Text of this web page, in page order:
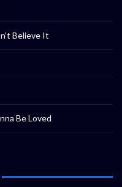
Believe It
Be Loved